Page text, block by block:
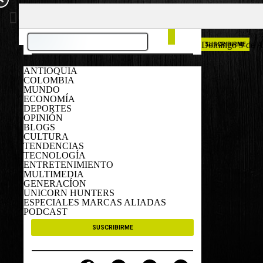
ANTIOQUIA
COLOMBIA
MUNDO
ECONOMÍA
DEPORTES
OPINIÓN
BLOGS
CULTURA
TENDENCIAS
TECNOLOGÍA
ENTRETENIMIENTO
MULTIMEDIA
GENERACÍON
UNICORN HUNTERS
ESPECIALES MARCAS ALIADAS
PODCAST
SUSCRIBIRME
Domingo 9 de
SUSCRIBIRME